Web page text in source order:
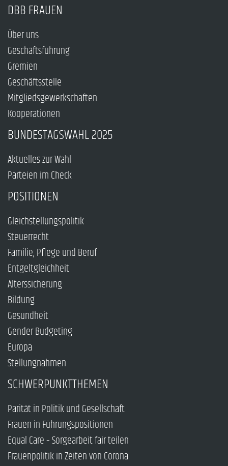
DBB FRAUEN
Über uns
Geschäftsführung
Gremien
Geschäftsstelle
Mitgliedsgewerkschaften
Kooperationen
BUNDESTAGSWAHL 2025
Aktuelles zur Wahl
Parteien im Check
POSITIONEN
Gleichstellungspolitik
Steuerrecht
Familie, Pflege und Beruf
Entgeltgleichheit
Alterssicherung
Bildung
Gesundheit
Gender Budgeting
Europa
Stellungnahmen
SCHWERPUNKTTHEMEN
Parität in Politik und Gesellschaft
Frauen in Führungspositionen
Equal Care – Sorgearbeit fair teilen
Frauenpolitik in Zeiten von Corona